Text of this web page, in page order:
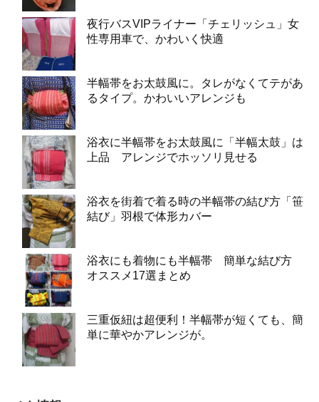
夜行バスVIPライナー「チェリッシュ」女
性専用車で、かわいく快適
半幅帯をお太鼓風に。タレがなくてテがあ
るタイプ。かわいいアレンジも
浴衣に半幅帯をお太鼓風に「半幅太鼓」は
上品 アレンジでホッソリ見せる
浴衣を街着で着る時の半幅帯の結び方「笹
結び」羽根で体形カバー
浴衣にも着物にも半幅帯 簡単な結び方
オススメ17選まとめ
三重仮紐は超便利！半幅帯が短くても、簡
単に華やかアレンジが。